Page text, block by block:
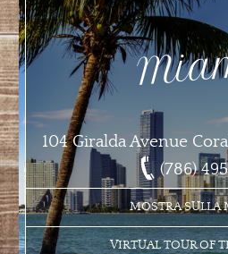
104 Giralda Avenue
(786)
MOSTRA SULLA
VIRTUAL TOUR OF